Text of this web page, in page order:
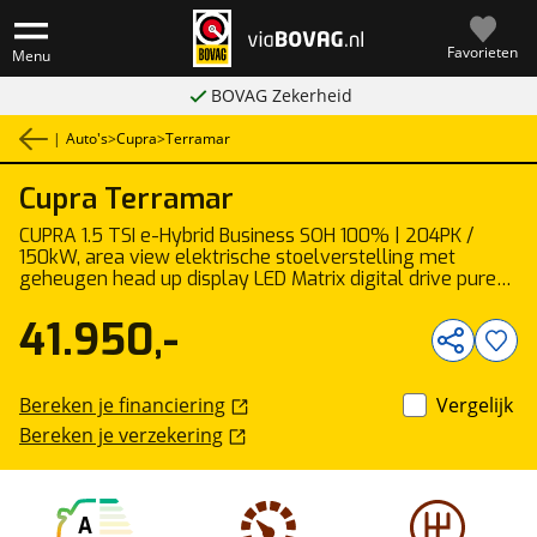
Menu Favorieten
BOVAG Zekerheid
| Auto's>Cupra>Terramar
Cupra Terramar
CUPRA 1.5 TSI e-Hybrid Business SOH 100% | 204PK /
150kW, area view elektrische stoelverstelling met
geheugen head up display LED Matrix digital drive pure
pakket II 18" LMV met 4 seizoenen banden EDGE pakket
intelligent drive pakket privacy glas elektrische
achterklep met voetbediening stoelverwarming lederen
onderstel key less advanced spiegel pakket klasse III
alarm park assist ACC
A
41.950,-
Bereken je financiering
Bereken je verzekering
Vergelijk